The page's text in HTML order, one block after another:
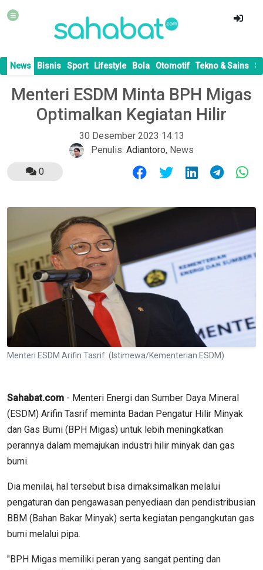
News Bisnis Sport Lifestyle Bola Otomotif Tekno & Sains
Menteri ESDM Minta BPH Migas
Optimalkan Kegiatan Hilir
30 Desember 2023 14:13
Penulis: Adiantoro, News
0
Menteri ESDM Arifin Tasrif. (Istimewa/Kementerian ESDM)
Sahabat.com - Menteri Energi dan Sumber Daya Mineral
(ESDM) Arifin Tasrif meminta Badan Pengatur Hilir Minyak
dan Gas Bumi (BPH Migas) untuk lebih meningkatkan
perannya dalam memajukan industri hilir minyak dan gas
bumi.
Dia menilai, hal tersebut bisa dimaksimalkan melalui
pengaturan dan pengawasan penyediaan dan pendistribusian
BBM (Bahan Bakar Minyak) serta kegiatan pengangkutan gas
bumi melalui pipa.
"BPH Migas memiliki peran yang sangat penting dan